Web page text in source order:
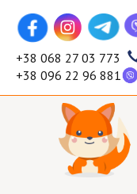
+38 068 27 03 773
+38 096 22 96 881